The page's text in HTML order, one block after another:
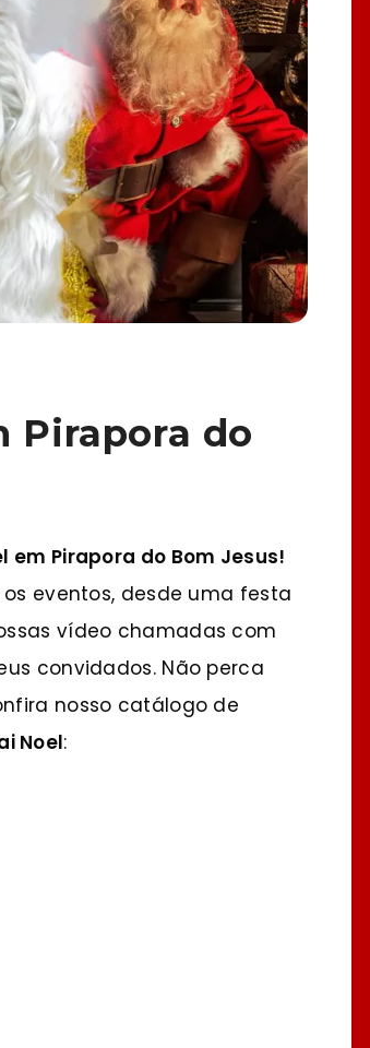
Pirapora do
em Pirapora do Bom Jesus!
eventos, desde uma festa
vídeo chamadas com
convidados. Não perca
nosso catálogo de
Noel: